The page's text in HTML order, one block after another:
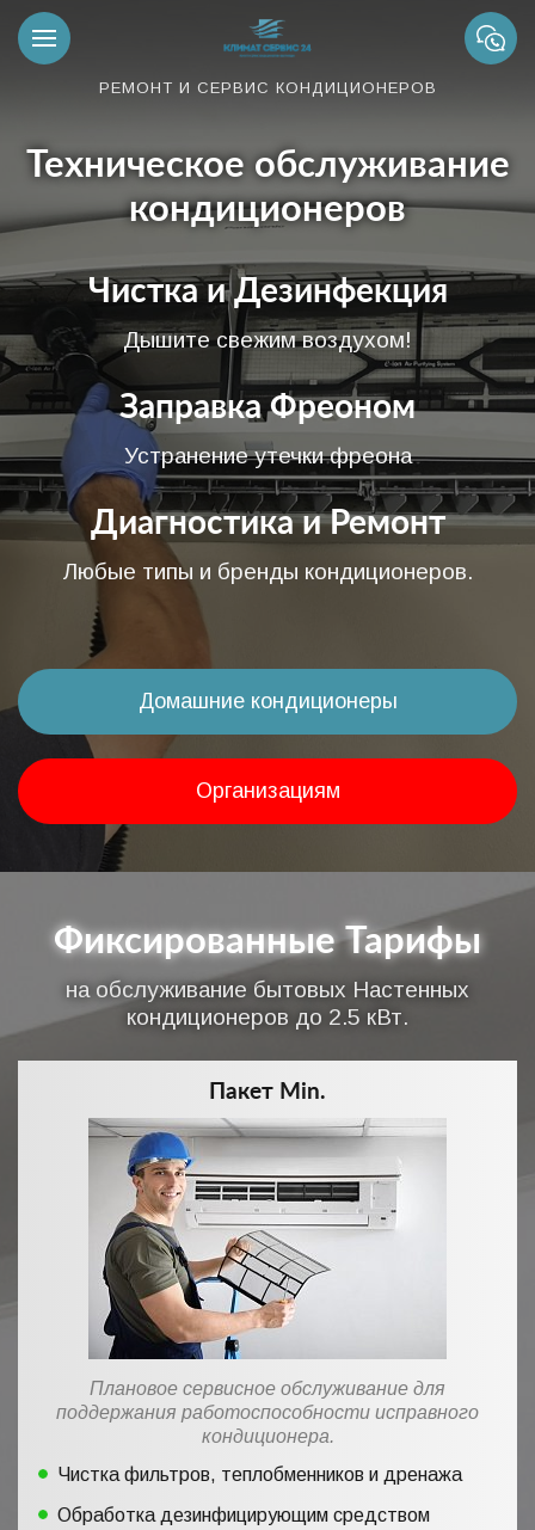
РЕМОНТ И СЕРВИС КОНДИЦИОНЕРОВ
Техническое обслуживание
кондиционеров
Чистка и Дезинфекция
Дышите свежим воздухом!
Заправка Фреоном
Устранение утечки фреона
Диагностика и Ремонт
Любые типы и бренды кондиционеров.
Домашние кондиционеры
Организациям
Фиксированные Тарифы
на обслуживание бытовых Настенных
кондиционеров до 2.5 кВт.
Пакет Min.
Плановое сервисное обслуживание для
поддержания работоспособности исправного
кондиционера.
Чистка фильтров, теплобменников и дренажа
Обработка дезинфицирующим средством